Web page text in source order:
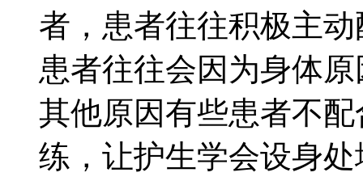
者，患者往往积极主
患者往往会因为身体
其他原因有些患者不
练，让护生学会设身